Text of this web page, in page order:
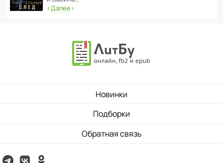
‹Далее›
Новинки
Подборки
Обратная связь